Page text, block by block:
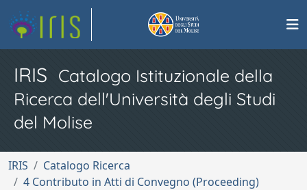
IRIS Catalogo Istituzionale della
Ricerca dell'Università degli Studi
del Molise
IRIS
Catalogo Ricerca
4 Contributo in Atti di Convegno (Proceeding)